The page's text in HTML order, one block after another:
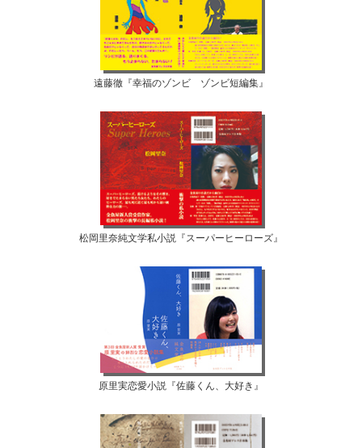
遠藤徹『幸福のゾンビ ゾンビ短編集』
松岡里奈純文学私小説『スーパーヒーローズ』
原里実恋愛小説『佐藤くん、大好き』